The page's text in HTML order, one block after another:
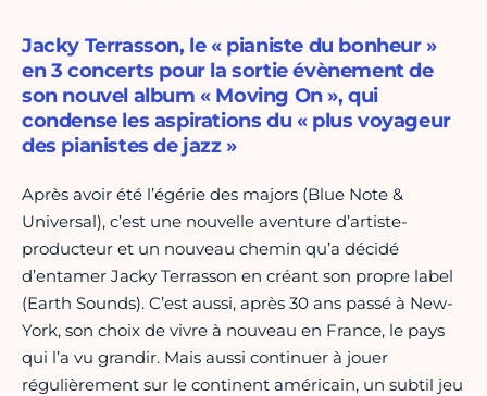
Jacky Terrasson, le « pianiste du bonheur »
en 3 concerts pour la sortie évènement de
son nouvel album « Moving On », qui
condense les aspirations du « plus voyageur
des pianistes de jazz »
Après avoir été l’égérie des majors (Blue Note &
Universal), c’est une nouvelle aventure d’artiste-
producteur et un nouveau chemin qu’a décidé
d’entamer Jacky Terrasson en créant son propre label
(Earth Sounds). C’est aussi, après 30 ans passé à New-
York, son choix de vivre à nouveau en France, le pays
qui l’a vu grandir. Mais aussi continuer à jouer
régulièrement sur le continent américain, un subtil jeu